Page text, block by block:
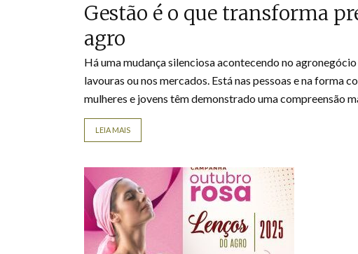
Gestão é o que transforma
agro
Há uma mudança silenciosa acontecendo no
lavouras ou nos mercados. Está nas pessoas e na forma
mulheres e jovens têm demonstrado uma compreensão
LEIA MAIS